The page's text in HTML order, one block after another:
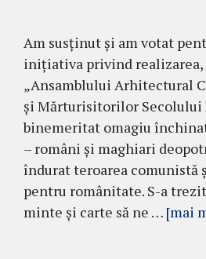
Am susținut și am votat
inițiativa privind realizarea,
„Ansamblului Arhitectural
și Mărturisitorilor Secolului
binemeritat omagiu
– români și maghiari
îndurat teroarea comunistă
pentru românitate. S-a
minte și carte să ne … [mai